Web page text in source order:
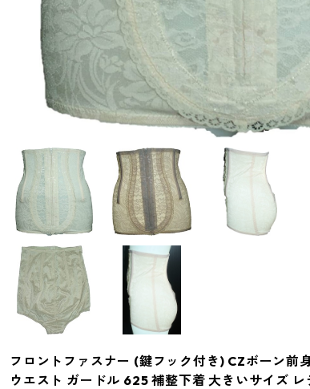
フロントファスナー (鍵フック付き) CZボーン前
ウエスト ガードル 625 補整下着 大きいサイズ レ